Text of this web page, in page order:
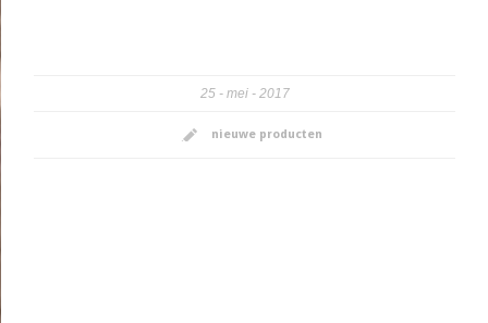
25 mei 2017
nieuwe producten